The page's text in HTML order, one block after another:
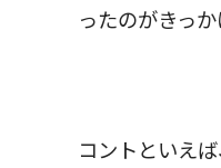
ったのがきっか
コントといえ